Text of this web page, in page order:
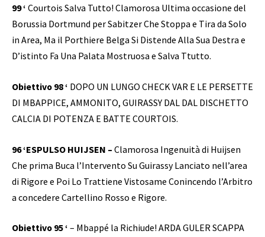
99 ‘ Courtois Salva Tutto! Clamorosa Ultima occasione del
Borussia Dortmund per Sabitzer Che Stoppa e Tira da Solo
in Area, Ma il Porthiere Belga Si Distende Alla Sua Destra e
D’istinto Fa Una Palata Mostruosa e Salva Ttutto.
Obiettivo 98 ‘ DOPO UN LUNGO CHECK VAR E LE PERSETTE
DI MBAPPICE, AMMONITO, GUIRASSY DAL DAL DISCHETTO
CALCIA DI POTENZA E BATTE COURTOIS.
96 ‘ESPULSO HUIJSEN – Clamorosa Ingenuità di Huijsen
Che prima Buca l’Intervento Su Guirassy Lanciato nell’area
di Rigore e Poi Lo Trattiene Vistosame Conincendo l’Arbitro
a concedere Cartellino Rosso e Rigore.
Obiettivo 95 ‘ – Mbappé la Richiude! ARDA GULER SCAPPA